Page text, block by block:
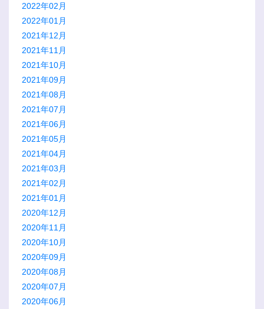
2022年02月
2022年01月
2021年12月
2021年11月
2021年10月
2021年09月
2021年08月
2021年07月
2021年06月
2021年05月
2021年04月
2021年03月
2021年02月
2021年01月
2020年12月
2020年11月
2020年10月
2020年09月
2020年08月
2020年07月
2020年06月